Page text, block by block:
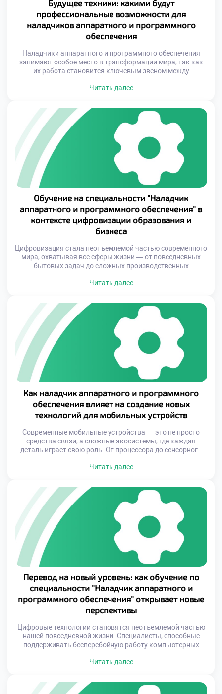
Будущее техники: какими будут
профессиональные возможности для
наладчиков аппаратного и программного
обеспечения
Наладчики аппаратного и программного обеспечения
занимают особое место в трансформации мира, так как
их работа становится ключевым звеном между
Сегодня эта специальность уже не ограничивается
требует глубокого понимания сложных систем,
интеграции различных технологий и способности
адаптироваться к быстро меняющимся условиям.
Технический прогресс открывает […]
Читать далее
Обучение на специальности "Наладчик
аппаратного и программного обеспечения" в
контексте цифровизации образования и
бизнеса
Цифровизация стала неотъемлемой частью современного
мира, охватывая все сферы жизни — от повседневных
бытовых задач до сложных производственных
возникает потребность в специалистах, способных
программного обеспечения. Именно здесь на первый план
выходит профессия наладчика аппаратного и
программного обеспечения — профессионала, который
объединяет в себе знания […]
Читать далее
Как наладчик аппаратного и программного
обеспечения влияет на создание новых
технологий для мобильных устройств
Современные мобильные устройства — это не просто
средства связи, а сложные экосистемы, где каждая
деталь играет свою роль. От процессора до сенсорного
должно работать как единый механизм. Однако за этой
специалистов, которые обеспечивают взаимодействие
аппаратных и программных компонентов. Именно
наладчики аппаратного и […]
Читать далее
Перевод на новый уровень: как обучение по
специальности "Наладчик аппаратного и
программного обеспечения" открывает новые
перспективы
Цифровые технологии становятся неотъемлемой частью
нашей повседневной жизни. Специалисты, способные
поддерживать бесперебойную работу компьютерных
особенно востребованными. Обучение по специальности
предлагает уникальную возможность освоить
комплексный подход к решению технических задач,
Читать далее